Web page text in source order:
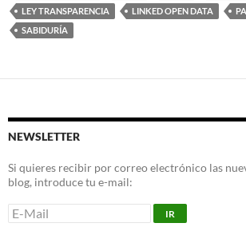
LEY TRANSPARENCIA
LINKED OPEN DATA
SABIDURÍA
NEWSLETTER
Si quieres recibir por correo electrónico las
blog, introduce tu e-mail: